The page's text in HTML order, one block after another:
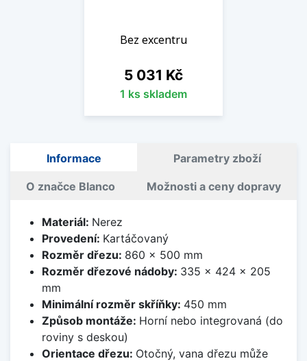
Bez excentru
Cena
5 031 Kč
1 ks skladem
Informace Parametry zboží
O značce Blanco Možnosti a ceny dopravy
Materiál: Nerez
Provedení: Kartáčovaný
Rozměr dřezu: 860 x 500 mm
Rozměr dřezové nádoby: 335 x 424 x 205
mm
Minimální rozměr skříňky: 450 mm
Způsob montáže: Horní nebo integrovaná (do
roviny s deskou)
Orientace dřezu: Otočný, vana dřezu může